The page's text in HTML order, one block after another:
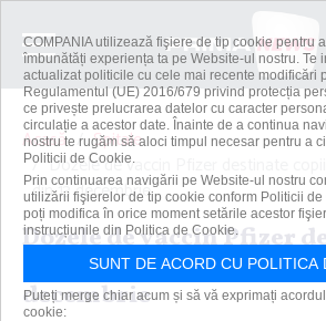
Acasă
Spitale
Dozele de vaccin Pfizer destinate
din 13 decembrie
Dozele de vaccin Pfizer
copiilor vor fi
decembrie
COMPANIA utilizează fişiere de tip cookie pentru
îmbunătăți experiența ta pe Website-ul nostru. Te
actualizat politicile cu cele mai recente modificări
Regulamentul (UE) 2016/679 privind protecția
ce privește prelucrarea datelor cu caracter
circulație a acestor date. Înainte de a continua
nostru te rugăm să aloci timpul necesar pentru a
Politicii de Cookie.
Prin continuarea navigării pe Website-ul nostru
utilizării fişierelor de tip cookie conform Politicii
poți modifica în orice moment setările acestor
instrucțiunile din Politica de Cookie.
SUNT DE ACORD CU POLITICA
Puteți merge chiar acum și să vă exprimați
cookie: